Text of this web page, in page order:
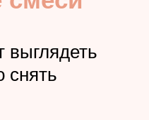
выглядеть
снять